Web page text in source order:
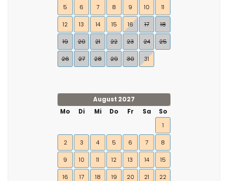
5 6 7 8 9 10 11
12 13 14 15 16 17 18
19 20 21 22 23 24 25
26 27 28 29 30 31
August 2027
Mo
Di Mi Do Fr Sa
So
1
2 3 4 5 6 7 8
9 10 11 12 13 14 15
16 17 18 19 20 21 22